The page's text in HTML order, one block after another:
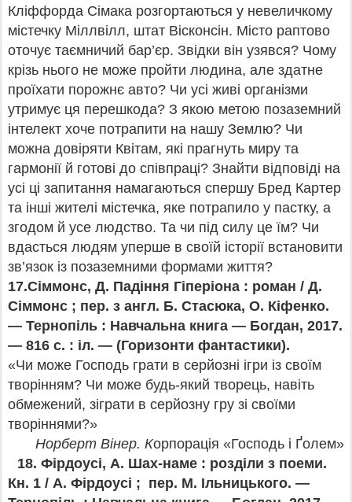
Кліффорда Сімака розгортаються у невеличкому
містечку Міллвілл, штат Вісконсін. Місто раптово
оточує таємничий бар’єр. Звідки він узявся? Чому
крізь нього не може пройти людина, але здатне
проїхати порожнє авто? Чи усі живі організми
утримує ця перешкода? З якою метою позаземний
інтелект хоче потрапити на нашу Землю? Чи
можна довіряти Квітам, які прагнуть миру та
гармонії й готові до співпраці? Знайти відповіді на
усі ці запитання намагаються спершу Бред Картер
та інші жителі містечка, яке потрапило у пастку, а
згодом й усе людство. Та чи під силу це їм? Чи
вдасться людям уперше в своїй історії встановити
зв’язок із позаземними формами життя?
17.Сіммонс, Д. Падіння Гіперіона : роман / Д.
Сіммонс ; пер. з англ. Б. Стасюка, О. Кіфенко.
— Тернопіль : Навчальна книга — Богдан, 2017.
— 816 с. : іл. — (Горизонти фантастики).
«Чи може Господь грати в серйозні ігри із своїм
творінням? Чи може будь-який творець, навіть
обмежений, зіграти в серйозну гру зі своїми
творіннями?»
Норберт Вінер. Корпорація «Господь і Ґолем»
18.Фірдоусі, А. Шах-наме : розділи з поеми.
Кн. 1 / А. Фірдоусі ; пер. М. Ільницького. —